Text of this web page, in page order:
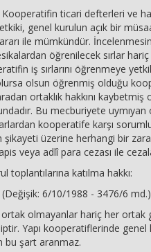
ticari defterleri ve
genel kurulun açık bir
ile mümkündür.
öğrenilecek sırlar
iş sırlarını öğrenmeye
olsun öğrenmiş olduğu
ortaklık hakkını
Bu mecburiyete
kooperatife karşı
üzerine herhangi bir
veya adlî para cezası ile
toplantılarına katılma hakkı:
6/10/1988 - 3476/6 md.)
olmayanlar hariç her ortak
Yapı kooperatiflerinde genel
bu şart aranmaz.